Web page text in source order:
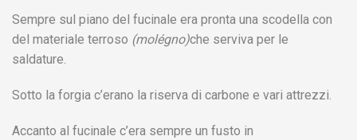
Sempre sul piano del fucinale era pronta una scodella con
del materiale terroso (molégno)che serviva per le
saldature.
Sotto la forgia c’erano la riserva di carbone e vari attrezzi.
Accanto al fucinale c’era sempre un fusto in